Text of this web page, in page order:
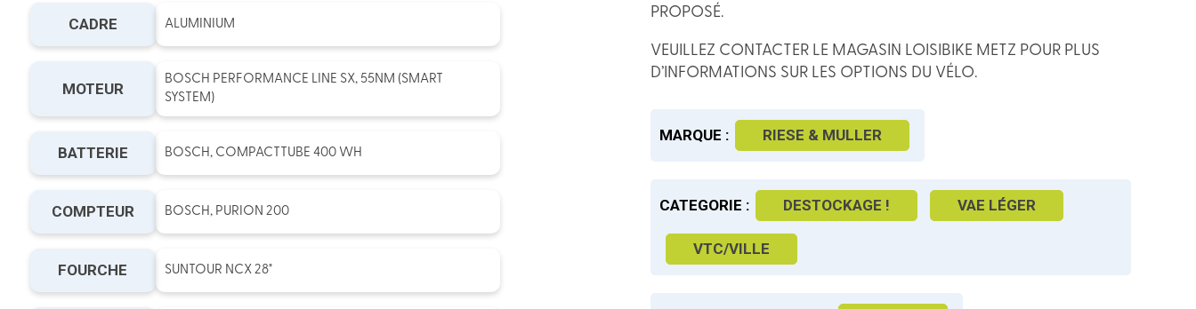
CADRE ALUMINIUM
MOTEUR
BOSCH PERFORMANCE LINE SX, 55NM (SMART
SYSTEM)
BATTERIE BOSCH, COMPACTTUBE 400 WH
COMPTEUR BOSCH, PURION 200
FOURCHE SUNTOUR NCX 28"
PROPOSÉ.
VEUILLEZ CONTACTER LE MAGASIN LOISIBIKE METZ POUR PLUS
D’INFORMATIONS SUR LES OPTIONS DU VÉLO.
MARQUE : RIESE & MULLER
CATEGORIE : DESTOCKAGE ! VAE LÉGER
VTC/VILLE